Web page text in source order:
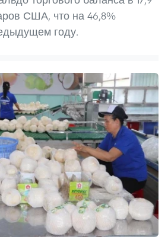
США, что на 46,8%
году.